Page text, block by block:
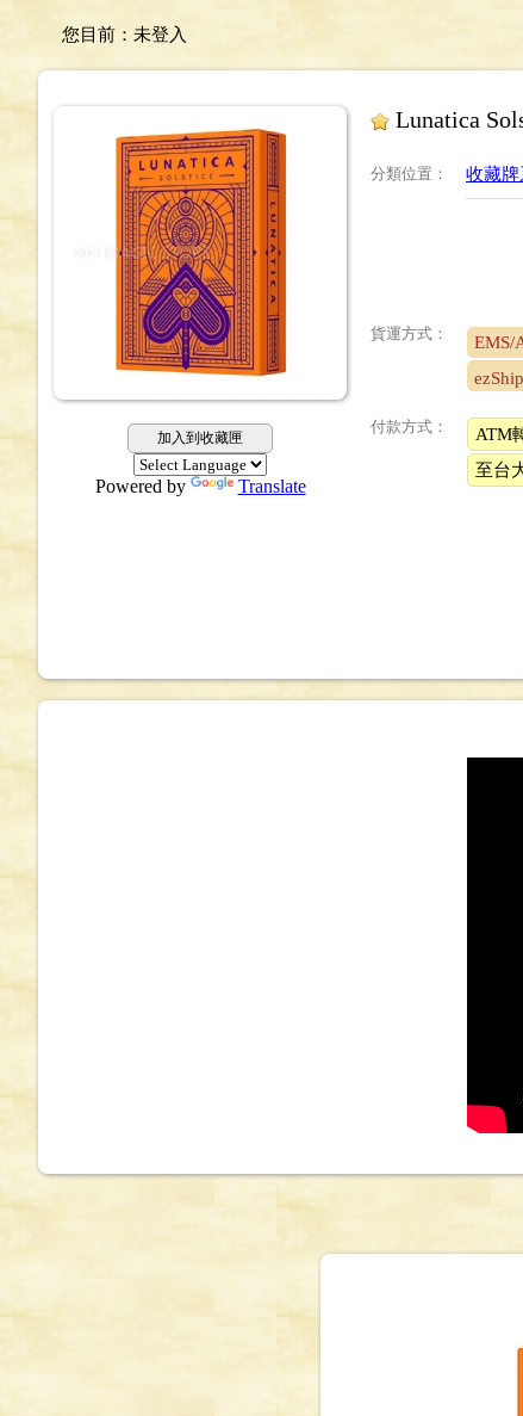
您目前： 未登入
加入到收藏匣
Powered by Translate
Lunatica
分類位置 ： 收藏牌
貨運方式： EMS/
付款方式： ATM
至台